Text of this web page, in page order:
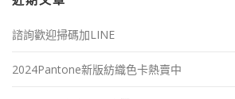
諮詢歡迎掃碼加LINE
2024Pantone新版紡織色卡熱賣中